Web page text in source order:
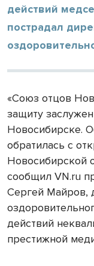
действий
пострадал
«Союз отцов
защиту
Новосибирске.
обратилась с
Новосибирской
сообщил VN.ru
Сергей Майров,
действий
престижной